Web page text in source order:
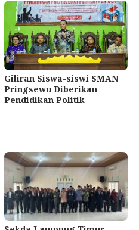
Giliran Siswa-siswi SMAN
Pringsewu Diberikan
Pendidikan Politik